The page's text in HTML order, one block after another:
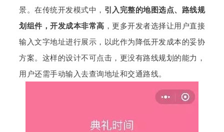
景。在传统开发模式中， 引入完整的地图选点、路线规
划组件，开发成本非常高 ，更多开发者选择让用户直接
输入文字地址进行展示，以此作为降低开发成本的妥协
方案。这样的设计不可点击，更没有路线规划的能力，
用户还需手动输入去查询地址和交通路线。